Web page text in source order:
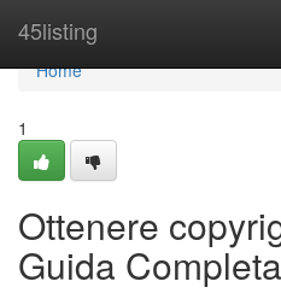
45listing
Home
Home
1
Ottenere
Guida Completa